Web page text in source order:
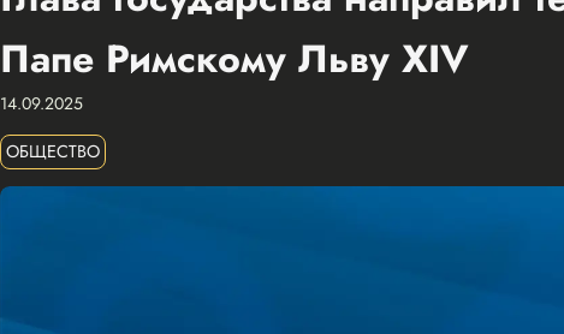
Папе Римскому Льву XIV
14.09.2025
ОБЩЕСТВО